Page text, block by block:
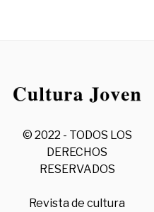
© 2022 - TODOS LOS
DERECHOS
RESERVADOS
Revista de cultura